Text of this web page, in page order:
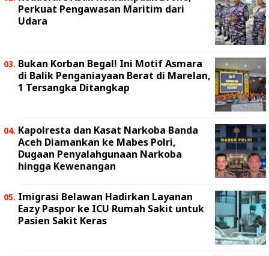
Perkuat Pengawasan Maritim dari
Udara
Bukan Korban Begal! Ini Motif Asmara
di Balik Penganiayaan Berat di Marelan,
1 Tersangka Ditangkap
Kapolresta dan Kasat Narkoba Banda
Aceh Diamankan ke Mabes Polri,
Dugaan Penyalahgunaan Narkoba
hingga Kewenangan
Imigrasi Belawan Hadirkan Layanan
Eazy Paspor ke ICU Rumah Sakit untuk
Pasien Sakit Keras